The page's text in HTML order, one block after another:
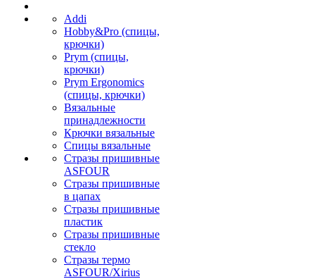
Addi
Hobby&Pro (спицы,
крючки)
Prym (спицы,
крючки)
Prym Ergonomics
(спицы, крючки)
Вязальные
принадлежности
Крючки вязальные
Спицы вязальные
Стразы пришивные
ASFOUR
Стразы пришивные
в цапах
Стразы пришивные
пластик
Стразы пришивные
стекло
Стразы термо
ASFOUR/Xirius